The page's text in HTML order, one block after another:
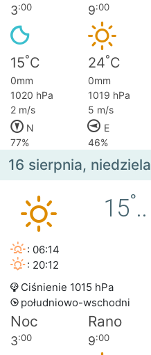
3:00 9:00
15°C 24°C
0mm 0mm
1020 hPa
1019 hPa
2 m/s
5 m/s
N
E
77%
46%
16 sierpnia, niedziela
15°..
: 06:14
: 20:12
Ciśnienie 1015 hPa
południowo-wschodni
Noc Rano
3:00 9:00